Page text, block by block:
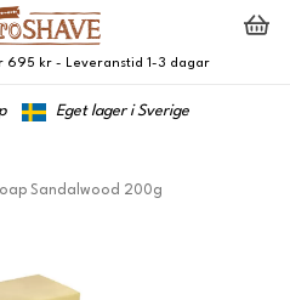
695 kr - Leveranstid 1-3 dagar
Eget lager i Sverige
Sandalwood 200g